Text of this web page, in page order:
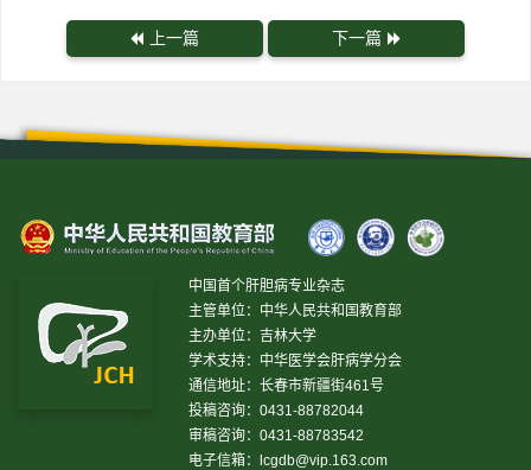
上一篇 下一篇
中国首个肝胆病专业杂志
主管单位：中华人民共和国教育部
主办单位：吉林大学
学术支持：中华医学会肝病学分会
通信地址：长春市新疆街461号
投稿咨询：0431-88782044
审稿咨询：0431-88783542
电子信箱：
lcgdb@vip.163.com